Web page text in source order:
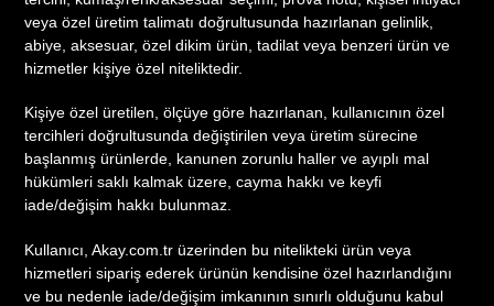
veya özel üretim talimatı doğrultusunda hazırlanan gelinlik,
abiye, aksesuar, özel dikim ürün, tadilat veya benzeri ürün ve
hizmetler kişiye özel niteliktedir.
Kişiye özel üretilen, ölçüye göre hazırlanan, kullanıcının özel
tercihleri doğrultusunda değiştirilen veya üretim sürecine
başlanmış ürünlerde, kanunen zorunlu haller ve ayıplı mal
hükümleri saklı kalmak üzere, cayma hakkı ve keyfi
iade/değişim hakkı bulunmaz.
Kullanıcı, Akay.com.tr üzerinden bu nitelikteki ürün veya
hizmetleri sipariş ederek ürünün kendisine özel hazırlandığını
ve bu nedenle iade/değişim imkanının sınırlı olduğunu kabul